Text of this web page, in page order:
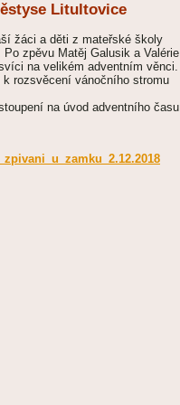
Litultovice
žáci a děti z mateřské školy
zpěvu Matěj Galusik a Valérie
na velikém adventním věnci.
rozsvěcení vánočního stromu
na úvod adventního